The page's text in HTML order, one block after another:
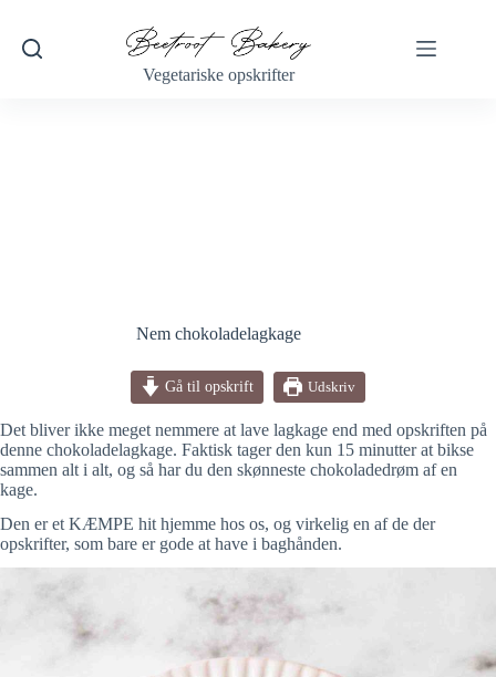
indhold
Vegetariske opskrifter
Nem chokoladelagkage
Gå til opskrift Udskriv
Det bliver ikke meget nemmere at lave lagkage end med opskriften på
denne chokoladelagkage. Faktisk tager den kun 15 minutter at bikse
sammen alt i alt, og så har du den skønneste chokoladedrøm af en
kage.
Den er et KÆMPE hit hjemme hos os, og virkelig en af de der
opskrifter, som bare er gode at have i baghånden.